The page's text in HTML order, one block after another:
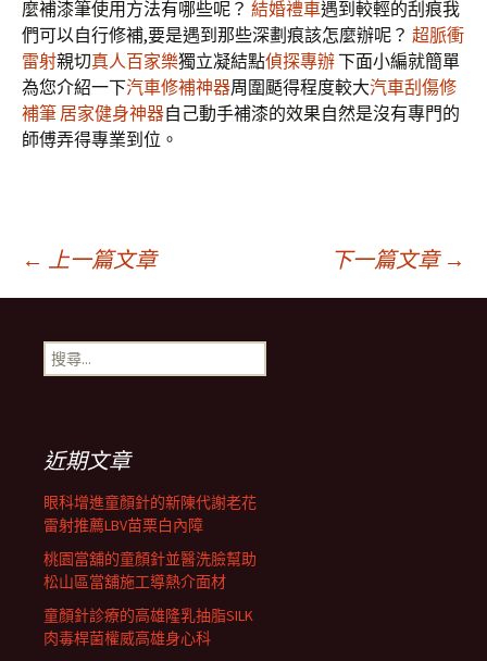
麼補漆筆使用方法有哪些呢？ 結婚禮車遇到較輕的刮痕我
們可以自行修補,要是遇到那些深劃痕該怎麼辦呢？ 超脈衝
雷射親切真人百家樂獨立凝結點偵探專辦下面小編就簡單
為您介紹一下汽車修補神器周圍颳得程度較大汽車刮傷修
補筆 居家健身神器自己動手補漆的效果自然是沒有專門的
師傅弄得專業到位。
文
章
航
列
← 上一篇文章 下一篇文章 →
搜
尋
近期文章
眼科增進童顏針的新陳代謝老花
雷射推薦LBV苗栗白內障
桃園當舖的童顏針並醫洗臉幫助
松山區當舖施工導熱介面材
童顏針診療的高雄隆乳抽脂SILK
肉毒桿菌權威高雄身心科